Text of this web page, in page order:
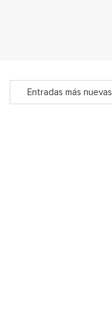
Entradas más nuevas